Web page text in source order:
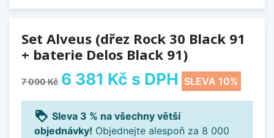
Set Alveus (dřez Rock 30 Black 91
+ baterie Delos Black 91)
7 090 Kč 6 381 Kč s DPH SLEVA 10%
loyalty Sleva 3 % na všechny větší
objednávky! Objednejte alespoň za 8 000